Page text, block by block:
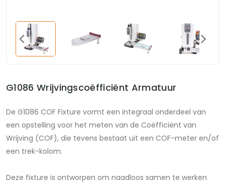
G1086 Wrijvingscoëfficiënt Armatuur
De G1086 COF Fixture vormt een integraal onderdeel van
een opstelling voor het meten van de Coëfficiënt van
Wrijving (COF), die tevens bestaat uit een COF-meter en/of
een trek-kolom.
Deze fixture is ontworpen om naadloos samen te werken